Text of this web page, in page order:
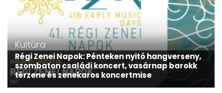
Kultúra
Régi Zenei Napok: Pénteken nyitó hangverseny,
szombaton családi koncert, vasárnap barokk
térzene és zenekaros koncertmise